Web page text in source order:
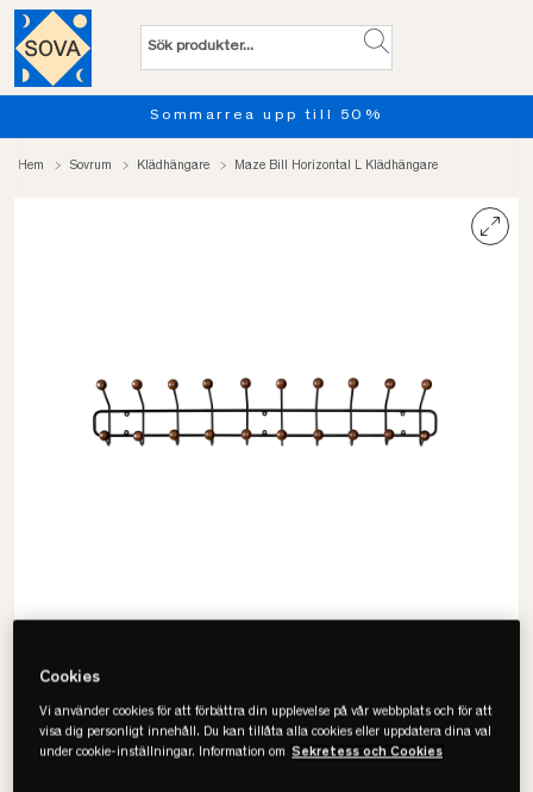
Sommarrea upp till 50%
Hem Sovrum Klädhängare Maze Bill Horizontal L Klädhängare
Cookies
Vi använder cookies för att förbättra din upplevelse på vår webbplats och för att
visa dig personligt innehåll. Du kan tillåta alla cookies eller uppdatera dina val
under cookie-inställningar. Information om Sekretess och Cookies